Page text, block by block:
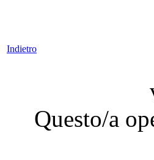
Indietro
Questo/a